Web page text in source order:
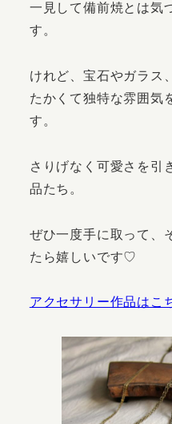
一見して備前焼とは気
す。
けれど、宝石やガラス
たかくて独特な雰囲気
す。
さりげなく可愛さを引
品たち。
ぜひ一度手に取って、
たら嬉しいです♡
アクセサリー作品はこ